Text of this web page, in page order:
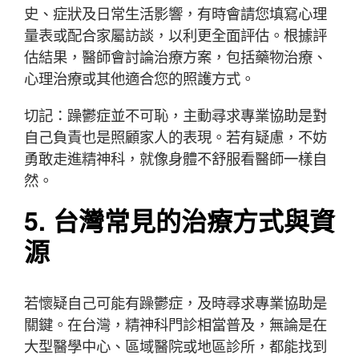
史、症狀及日常生活影響，有時會請您填寫心理
量表或配合家屬訪談，以利更全面評估。根據評
估結果，醫師會討論治療方案，包括藥物治療、
心理治療或其他適合您的照護方式。
切記：躁鬱症並不可恥，主動尋求專業協助是對
自己負責也是照顧家人的表現。若有疑慮，不妨
勇敢走進精神科，就像身體不舒服看醫師一樣自
然。
5. 台灣常見的治療方式與資
源
若懷疑自己可能有躁鬱症，及時尋求專業協助是
關鍵。在台灣，精神科門診相當普及，無論是在
大型醫學中心、區域醫院或地區診所，都能找到